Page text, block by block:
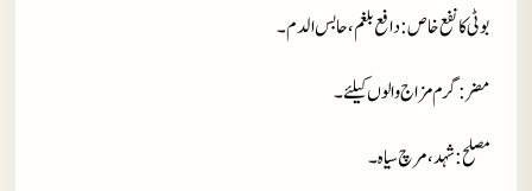
بوٹی کا نفع خاص: دافع بلغم، حابس الدم۔
مضر: گرم مزاج والوں کیلئے۔
مصلح: شہد، مرچ سیاہ۔